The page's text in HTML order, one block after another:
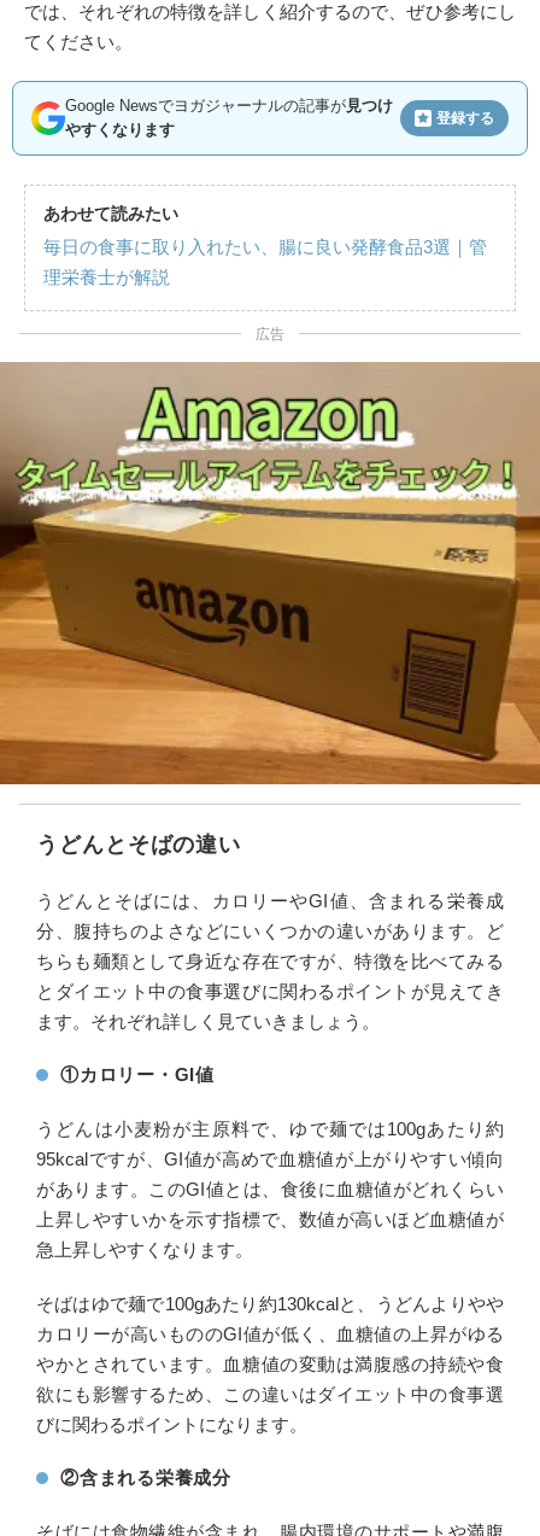
では、それぞれの特徴を詳しく紹介するので、ぜひ参考にし
てください。
Google Newsでヨガジャーナルの記事が見つけ
やすくなります
登録する
あわせて読みたい
毎日の食事に取り入れたい、腸に良い発酵食品3選｜管
理栄養士が解説
広告
うどんとそばの違い
うどんとそばには、カロリーやGI値、含まれる栄養成
分、腹持ちのよさなどにいくつかの違いがあります。ど
ちらも麺類として身近な存在ですが、特徴を比べてみる
とダイエット中の食事選びに関わるポイントが見えてき
ます。それぞれ詳しく見ていきましょう。
①カロリー・GI値
うどんは小麦粉が主原料で、ゆで麺では100gあたり約
95kcalですが、GI値が高めで血糖値が上がりやすい傾向
があります。このGI値とは、食後に血糖値がどれくらい
上昇しやすいかを示す指標で、数値が高いほど血糖値が
急上昇しやすくなります。
そばはゆで麺で100gあたり約130kcalと、うどんよりやや
カロリーが高いもののGI値が低く、血糖値の上昇がゆる
やかとされています。血糖値の変動は満腹感の持続や食
欲にも影響するため、この違いはダイエット中の食事選
びに関わるポイントになります。
②含まれる栄養成分
そばには食物繊維が含まれ、腸内環境のサポートや満腹